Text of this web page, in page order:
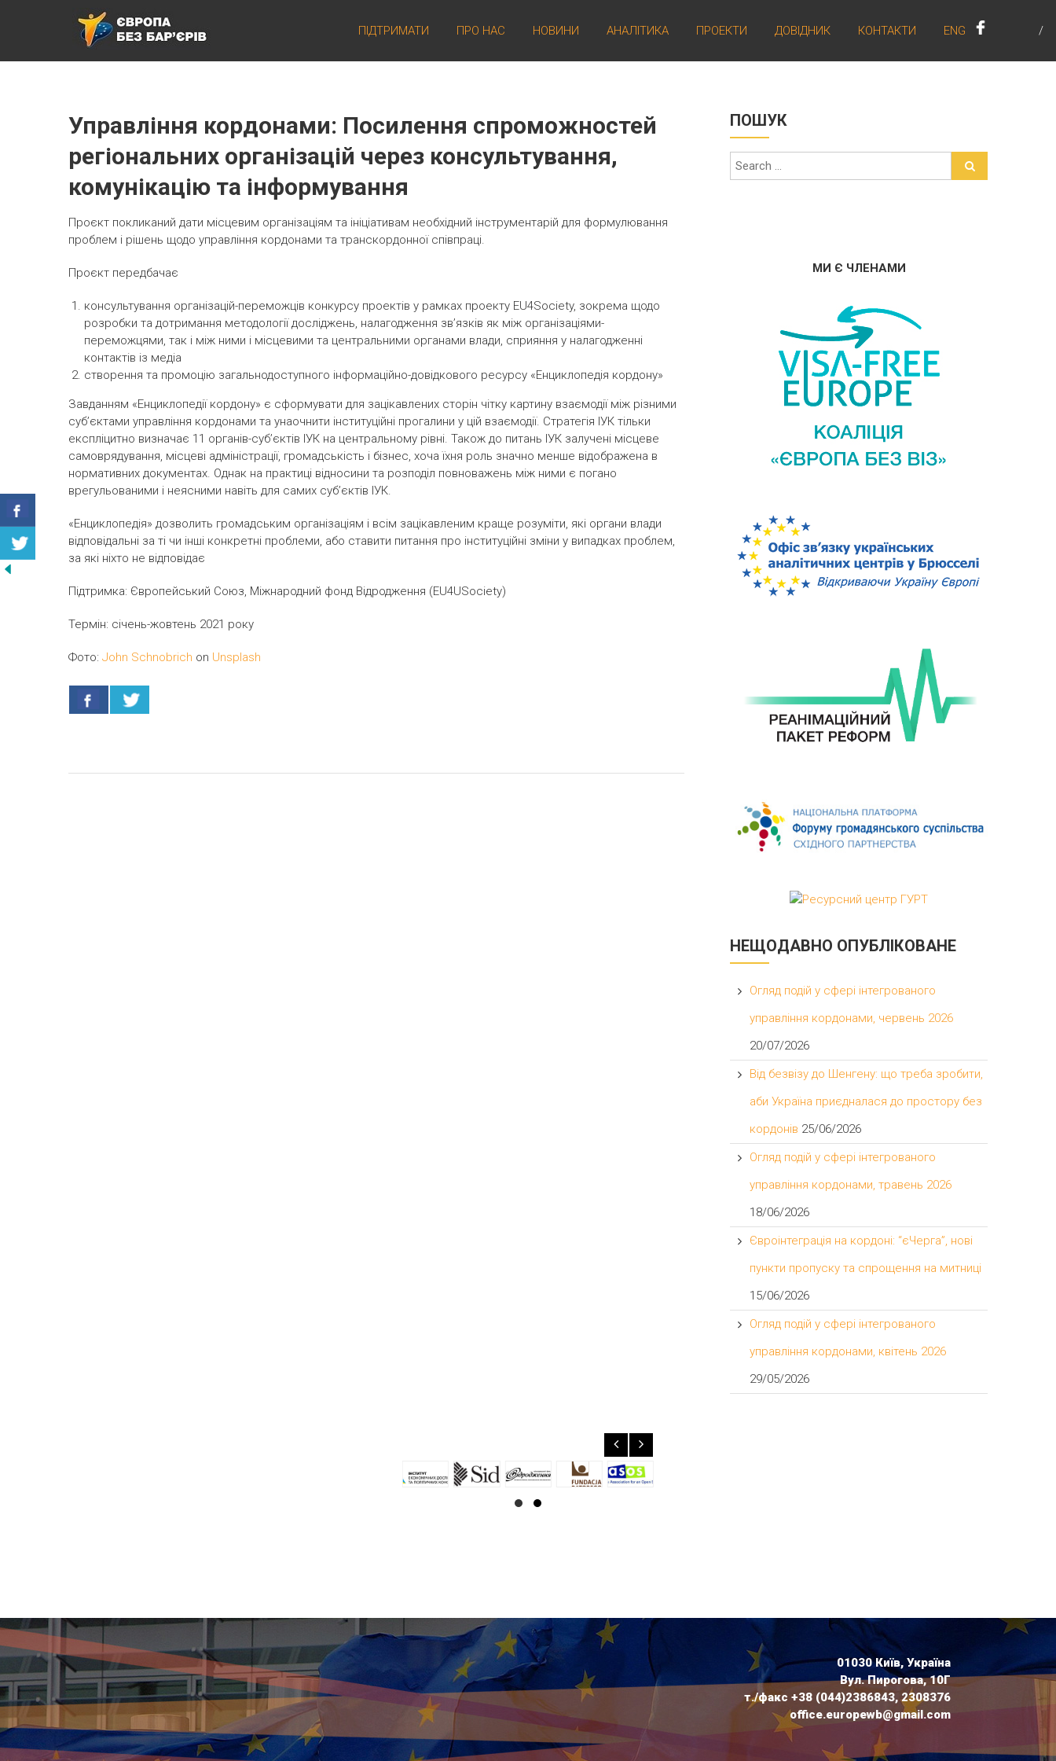
ЄВРОПА БЕЗ БАР’ЄРІВ ПІДТРИМАТИ ПРО НАС НОВИНИ АНАЛІТИКА ПРОЕКТИ ДОВІДНИК КОНТАКТИ ENG
Управління кордонами: Посилення спроможностей
регіональних організацій через консультування,
комунікацію та інформування
Проєкт покликаний дати місцевим організаціям та ініціативам необхідний інструментарій для формулювання
проблем і рішень щодо управління кордонами та транскордонної співпраці.
Проєкт передбачає
консультування організацій-переможців конкурсу проектів у рамках проекту EU4Society, зокрема щодо
розробки та дотримання методології досліджень, налагодження зв’язків як між організаціями-
переможцями, так і між ними і місцевими та центральними органами влади, сприяння у налагодженні
контактів із медіа
створення та промоцію загальнодоступного інформаційно-довідкового ресурсу «Енциклопедія кордону»
Завданням «Енциклопедії кордону» є сформувати для зацікавлених сторін чітку картину взаємодії між різними
суб’єктами управління кордонами та унаочнити інституційні прогалини у цій взаємодії. Стратегія ІУК тільки
експліцитно визначає 11 органів-суб’єктів ІУК на центральному рівні. Також до питань ІУК залучені місцеве
самоврядування, місцеві адміністрації, громадськість і бізнес, хоча їхня роль значно менше відображена в
нормативних документах. Однак на практиці відносини та розподіл повноважень між ними є погано
врегульованими і неясними навіть для самих суб’єктів ІУК.
«Енциклопедія» дозволить громадським організаціям і всім зацікавленим краще розуміти, які органи влади
відповідальні за ті чи інші конкретні проблеми, або ставити питання про інституційні зміни у випадках проблем,
за які ніхто не відповідає
Підтримка: Європейський Союз, Міжнародний фонд Відродження (EU4USociety)
Термін: січень-жовтень 2021 року
Фото: John Schnobrich on Unsplash
ПОШУК
МИ Є ЧЛЕНАМИ
НЕЩОДАВНО ОПУБЛІКОВАНЕ
Огляд подій у сфері інтегрованого
управління кордонами, червень 2026
20/07/2026
Від безвізу до Шенгену: що треба зробити,
аби Україна приєдналася до простору без
кордонів 25/06/2026
Огляд подій у сфері інтегрованого
управління кордонами, травень 2026
18/06/2026
Євроінтеграція на кордоні: “єЧерга”, нові
пункти пропуску та спрощення на митниці
15/06/2026
Огляд подій у сфері інтегрованого
управління кордонами, квітень 2026
29/05/2026
01030 Київ, Україна
Вул. Пирогова, 10Г
т./факс +38 (044)2386843, 2308376
office.europewb@gmail.com